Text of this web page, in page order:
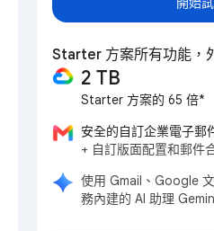
Starter 方案所有功能，
2 TB
Starter 方案的 65 倍*
安全的自訂企業電子郵
+ 自訂版面配置和郵件
使用 Gmail、Google
務內建的 AI 助理